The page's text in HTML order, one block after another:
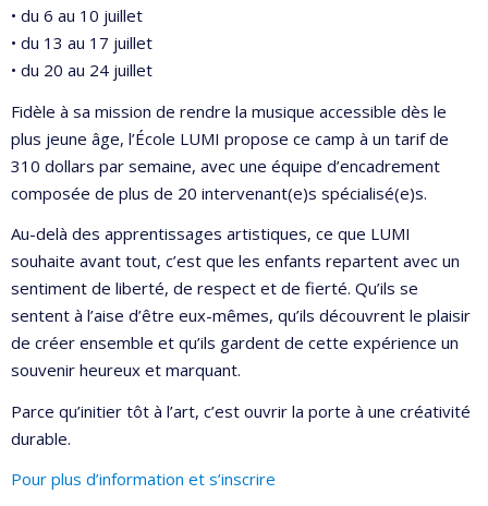
• du 6 au 10 juillet
• du 13 au 17 juillet
• du 20 au 24 juillet
Fidèle à sa mission de rendre la musique accessible dès le
plus jeune âge, l’École LUMI propose ce camp à un tarif de
310 dollars par semaine, avec une équipe d’encadrement
composée de plus de 20 intervenant(e)s spécialisé(e)s.
Au-delà des apprentissages artistiques, ce que LUMI
souhaite avant tout, c’est que les enfants repartent avec un
sentiment de liberté, de respect et de fierté. Qu’ils se
sentent à l’aise d’être eux-mêmes, qu’ils découvrent le plaisir
de créer ensemble et qu’ils gardent de cette expérience un
souvenir heureux et marquant.
Parce qu’initier tôt à l’art, c’est ouvrir la porte à une créativité
durable.
Pour plus d’information et s’inscrire